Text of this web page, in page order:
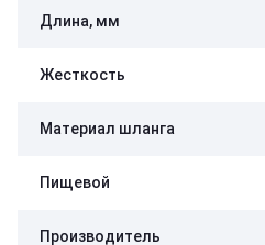
Длина, мм
Жесткость
Материал шланга
Пищевой
Производитель